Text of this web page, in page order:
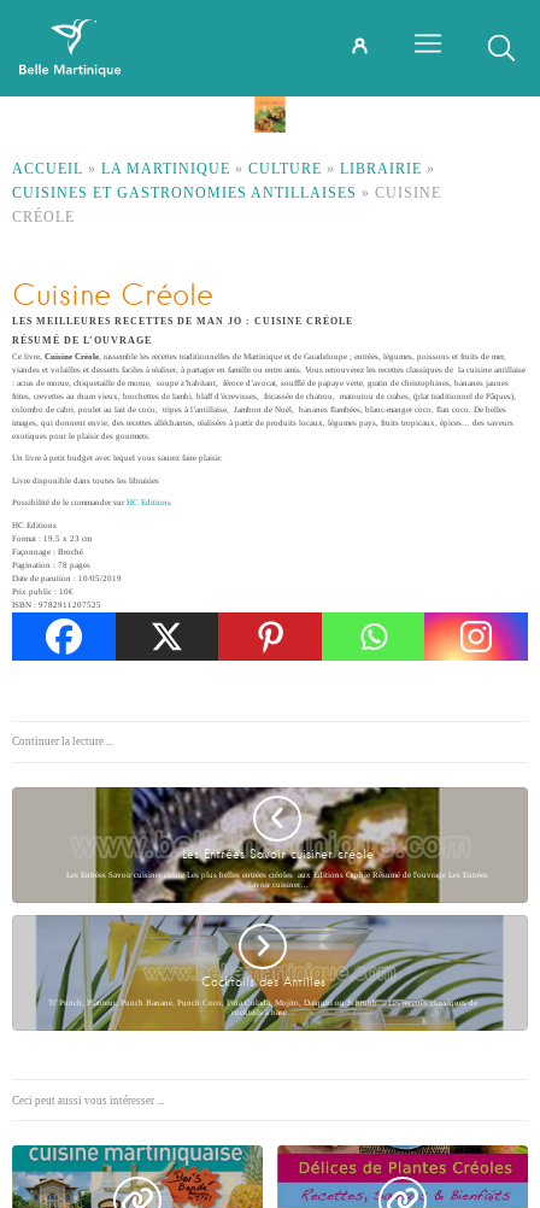
ACCUEIL » LA MARTINIQUE » CULTURE » LIBRAIRIE »
CUISINES ET GASTRONOMIES ANTILLAISES » CUISINE
CRÉOLE
Cuisine Créole
LES MEILLEURES RECETTES DE MAN JO : CUISINE CRÉOLE
RÉSUMÉ DE L’OUVRAGE
Ce livre, Cuisine Créole, rassemble les recettes traditionnelles de Martinique et de Guadeloupe ; entrées, légumes, poissons et fruits de mer,
viandes et volailles et desserts faciles à réaliser, à partager en famille ou entre amis. Vous retrouverez les recettes classiques de la cuisine antillaise
: acras de morue, chiquetaille de morue, soupe z’habitant, féroce d’avocat, soufflé de papaye verte, gratin de christophines, bananes jaunes
frites, crevettes au rhum vieux, brochettes de lambi, blaff d’écrevisses, fricassée de chatrou, matoutou de crabes, (plat traditionnel de Pâques),
colombo de cabri, poulet au lait de coco, tripes à l’antillaise, Jambon de Noël, bananes flambées, blanc-manger coco, flan coco. De belles
images, qui donnent envie, des recettes alléchantes, réalisées à partir de produits locaux, légumes pays, fruits tropicaux, épices… des saveurs
exotiques pour le plaisir des gourmets.
Un livre à petit budget avec lequel vous saurez faire plaisir.
Livre disponible dans toutes les librairies
Possibilité de le commander surHC Editions
HC Editions
Format : 19,5 x 23 cm
Façonnage : Broché
Pagination : 78 pages
Date de parution : 10/05/2019
Prix public : 10€
ISBN : 9782911207525
Continuer la lecture ...
Les Entrées Savoir cuisiner créole
Les Entrées Savoir cuisiner créole Les plus belles entrées créoles aux Editions Orphie Résumé de l'ouvrage Les Entrées
Savoir cuisiner…
Cocktails des Antilles
Ti’ Punch, Planteur, Punch Banane, Punch Coco, Piña Colada, Mojito, Daïquiri ou Schrubb… Les recettes classiques de
cocktails à base…
Ceci peut aussi vous intéresser ...